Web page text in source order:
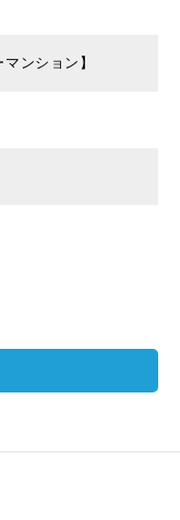
ンション】